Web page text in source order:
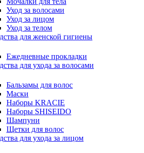
Уход за волосами
Уход за лицом
Уход за телом
для женской гигиены
Ежедневные прокладки
для ухода за волосами
Бальзамы для волос
Маски
Наборы KRACIE
Наборы SHISEIDO
Шампуни
Щетки для волос
для ухода за лицом